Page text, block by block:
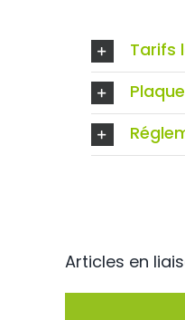
Tarifs
Articles en